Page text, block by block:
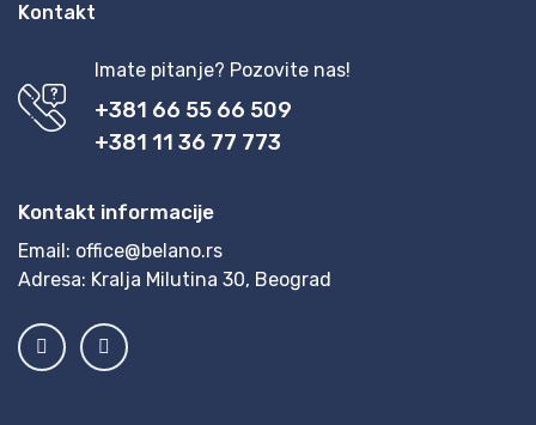
Kontakt
Imate pitanje? Pozovite nas!
+381 66 55 66 509
+381 11 36 77 773
Kontakt informacije
Email: office@belano.rs
Adresa: Kralja Milutina 30, Beograd